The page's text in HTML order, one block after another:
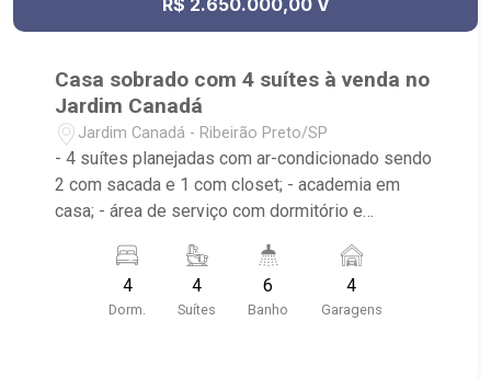
R$ 2.650.000,00 V
Casa sobrado com 4 suítes à venda no
Jardim Canadá
Jardim Canadá - Ribeirão Preto/SP
- 4 suítes planejadas com ar-condicionado sendo
2 com sacada e 1 com closet; - academia em
casa; - área de serviço com dormitório e
planejada; - despensa; - lavabo; - varanda
gourmet; - banheira; - canil; - piscina; - sala 2
ambientes; - portão eletrônico; - aquecedor de
4
Dorm.
4
Suítes
6
Banho
4
Garagens